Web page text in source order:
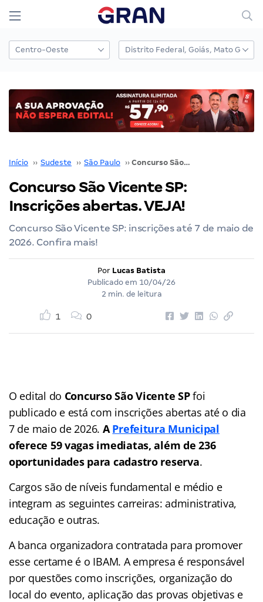
Início ›› Sudeste ›› São Paulo ›› Concurso São Vicente SP: Inscrições abertas. VEJA!
Concurso São Vicente SP:
Inscrições abertas. VEJA!
Concurso São Vicente SP: inscrições até 7 de maio de
2026. Confira mais!
Por Lucas Batista
Publicado em 10/04/26
2 min. de leitura
1 0
O edital do Concurso São Vicente SPfoi
publicado e está com inscrições abertas até o dia
7 de maio de 2026. APrefeitura Municipal
oferece 59 vagas imediatas, além de 236
oportunidades para cadastro reserva.
Cargos são de níveis fundamental e médio e
integram as seguintes carreiras: administrativa,
educação e outras.
A banca organizadora contratada para promover
esse certame é o IBAM. A empresa é responsável
por questões como inscrições, organização do
local do evento, aplicação das provas objetivas e